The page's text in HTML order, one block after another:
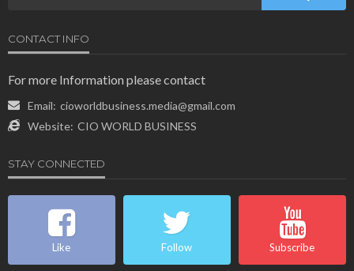
CONTACT INFO
For more Information please contact
Email: cioworldbusiness.media@gmail.com
Website: CIO WORLD BUSINESS
STAY CONNECTED
Like Follow Subscribe